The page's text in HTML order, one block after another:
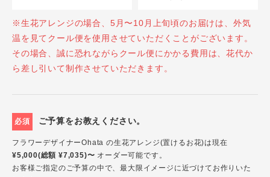
※生花アレンジの場合、5月〜10月上旬頃のお届けは、外気
温を見てクール便を使用させていただくことがございます。
その場合、誠に恐れながらクール便にかかる費用は、花代か
ら差し引いて制作させていただきます。
必須 ご予算をお教えください。
フラワーデザイナーOhata の生花アレンジ(置けるお花)は現在
¥5,000(総額 ¥7,035)〜 オーダー可能です。
お客様ご指定のご予算の中で、最大限イメージに近づけてお作りいた